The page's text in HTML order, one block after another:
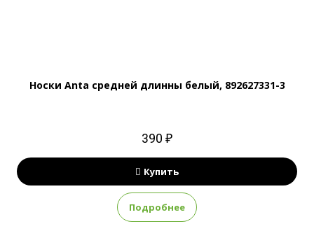
Носки Anta средней длинны белый, 892627331-3
390 ₽
Купить
Подробнее